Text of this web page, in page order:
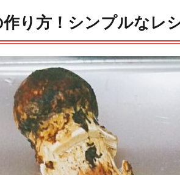
り方！シンプルなレ